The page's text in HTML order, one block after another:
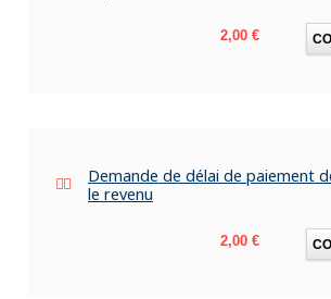
Prix
2,00 €
Demande de délai de paiement
le revenu
Prix
2,00 €